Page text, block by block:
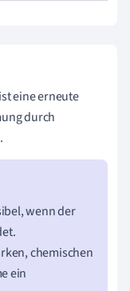
ist eine erneute
durch
wenn der
chemischen
ein